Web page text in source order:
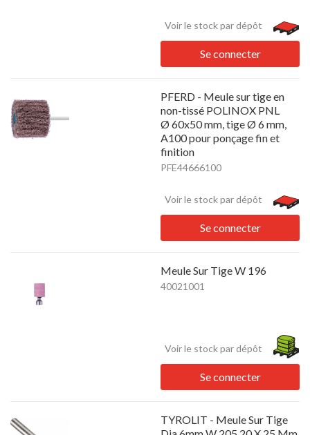
Voir le stock par dépôt
Se connecter
PFERD - Meule sur tige en
non-tissé POLINOX PNL
Ø 60x50 mm, tige Ø 6 mm,
A100 pour ponçage fin et
finition
PFE44666100
Voir le stock par dépôt
Se connecter
Meule Sur Tige W 196
40021001
Voir le stock par dépôt
Se connecter
TYROLIT - Meule Sur Tige